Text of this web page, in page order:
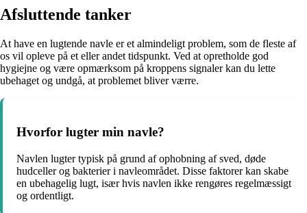
Afsluttende tanker
At have en lugtende navle er et almindeligt problem, som de fleste af
os vil opleve på et eller andet tidspunkt. Ved at opretholde god
hygiejne og være opmærksom på kroppens signaler kan du lette
ubehaget og undgå, at problemet bliver værre.
Hvorfor lugter min navle?
Navlen lugter typisk på grund af ophobning af sved, døde
hudceller og bakterier i navleområdet. Disse faktorer kan skabe
en ubehagelig lugt, især hvis navlen ikke rengøres regelmæssigt
og ordentligt.